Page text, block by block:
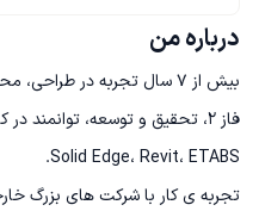
درباره من
بیش از 7 سال تجربه در